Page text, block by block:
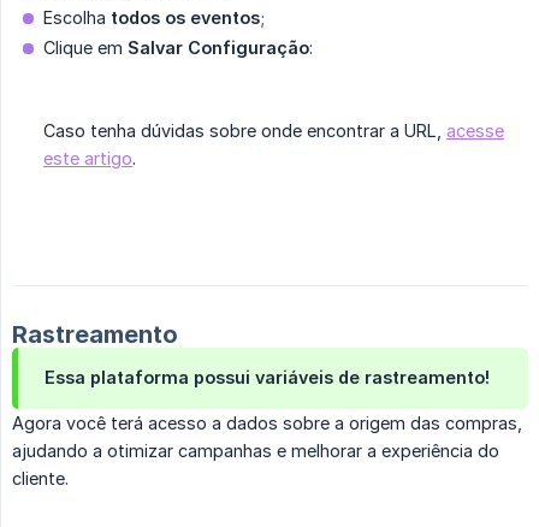
Escolha todos os eventos;
Clique em Salvar Configuração:
Caso tenha dúvidas sobre onde encontrar a URL, acesse
este artigo.
Rastreamento
Essa plataforma possui variáveis de rastreamento!
Agora você terá acesso a dados sobre a origem das compras,
ajudando a otimizar campanhas e melhorar a experiência do
cliente.